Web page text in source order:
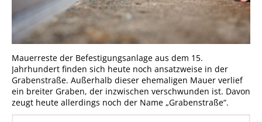
Mauerreste der Befestigungsanlage aus dem 15.
Jahrhundert finden sich heute noch ansatzweise in der
Grabenstraße. Außerhalb dieser ehemaligen Mauer verlief
ein breiter Graben, der inzwischen verschwunden ist. Davon
zeugt heute allerdings noch der Name „Grabenstraße“.